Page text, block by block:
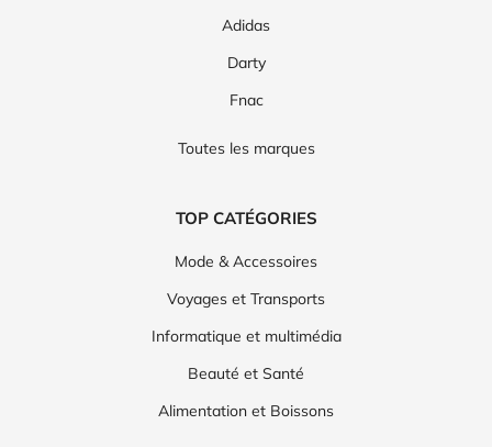
Adidas
Darty
Fnac
Toutes les marques
TOP CATÉGORIES
Mode & Accessoires
Voyages et Transports
Informatique et multimédia
Beauté et Santé
Alimentation et Boissons